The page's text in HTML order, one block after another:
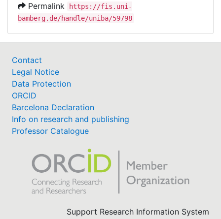
Permalink
https://fis.uni-
bamberg.de/handle/uniba/59798
Contact
Legal Notice
Data Protection
ORCID
Barcelona Declaration
Info on research and publishing
Professor Catalogue
Support Research Information System